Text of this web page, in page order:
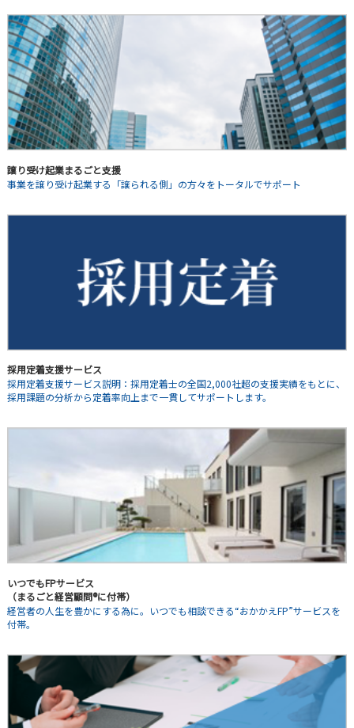
譲り受け起業まるごと支援
事業を譲り受け起業する「譲られる側」の方々をトータルでサポート
採用定着支援サービス
採用定着支援サービス説明：採用定着士の全国2,000社超の支援実績をもとに、
採用課題の分析から定着率向上まで一貫してサポートします。
いつでもFPサービス
（まるごと経営顧問®に付帯）
経営者の人生を豊かにする為に。いつでも相談できる“おかかえFP”サービスを
付帯。